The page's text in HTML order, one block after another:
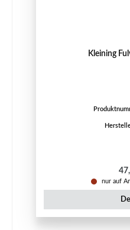
Kleining
nur auf